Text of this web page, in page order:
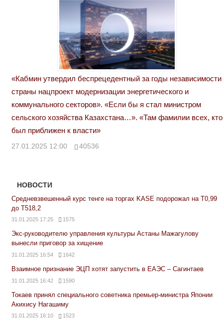
«Кабмин утвердил беспрецедентный за годы независимости
страны нацпроект модернизации энергетического и
коммунального секторов». «Если бы я стал министром
сельского хозяйства Казахстана…». «Там фамилии всех, кто
был приближен к власти»
27.01.2025 12:00 40536
НОВОСТИ
Средневзвешенный курс тенге на торгах KASE подорожал на Т0,99
до Т518,2
31.01.2025 17:25 1575
Экс-руководителю управления культуры Астаны Мажагулову
вынесли приговор за хищение
31.01.2025 16:54 1642
Взаимное признание ЭЦП хотят запустить в ЕАЭС – Сагинтаев
31.01.2025 16:42 1590
Токаев принял специального советника премьер-министра Японии
Акихису Нагашиму
31.01.2025 16:10 1523